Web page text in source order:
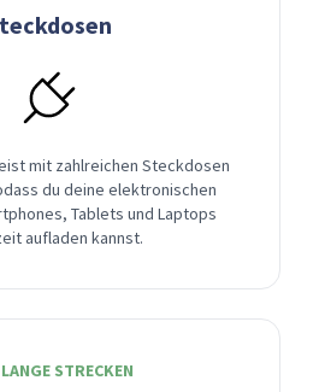
mit zahlreichen Steckdosen
du deine elektronischen
Tablets und Laptops
aufladen kannst.
STRECKEN